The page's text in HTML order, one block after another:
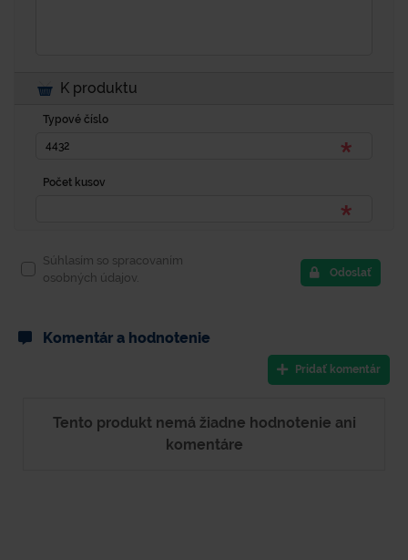
K produktu
Typové číslo
Počet kusov
Súhlasím so spracovaním
osobných údajov.
Odoslať
Komentár a hodnotenie
Pridať komentár
Tento produkt nemá žiadne hodnotenie ani
komentáre